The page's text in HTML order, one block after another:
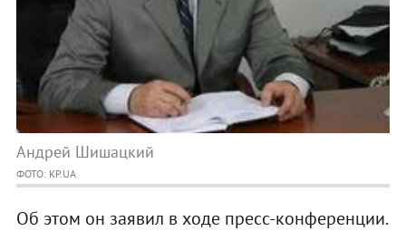
Андрей Шишацкий
ФОТО: KP.UA
Об этом он заявил в ходе пресс-конференции.